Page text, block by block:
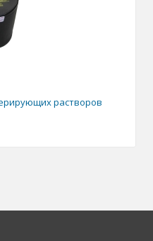
растворов